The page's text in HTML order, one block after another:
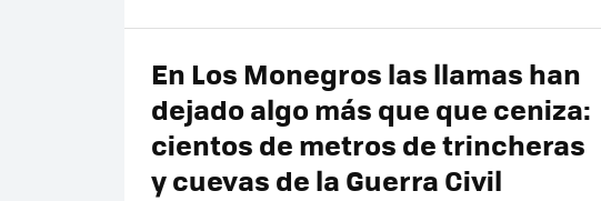
En Los Monegros las llamas han
dejado algo más que que ceniza:
cientos de metros de trincheras
y cuevas de la Guerra Civil